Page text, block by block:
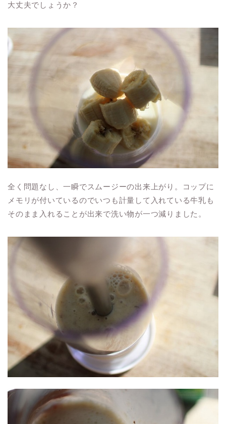
大丈夫でしょうか？
全く問題なし、一瞬でスムージーの出来上がり。コップに
メモリが付いているのでいつも計量して入れている牛乳も
そのまま入れることが出来で洗い物が一つ減りました。